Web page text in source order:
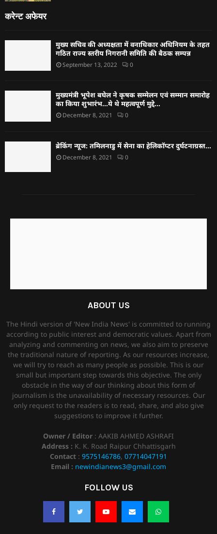
करेन्ट अफेयर
मुख्य सचिव की अध्यक्षता में वनाधिकार अधिनियम के तहत
गठित राज्य स्तरीय निगरानी समिति की बैठक सम्पन्न
September 13, 2022 0
मुख्यमंत्री भूपेश बघेल ने कृषक सम्मेलन एवं सम्मान समारोह
का किया शुभारंभ…ये थे महत्वपूर्ण मुद्दे…
December 8, 2021 0
ब्रेकिंग न्यूज: तमिलनाडु में सेना का हेलिकॉप्टर दुर्घटनाग्रस्त…
December 8, 2021 0
ABOUT US
The Hindi version of 'New India News' is committed to running
according to public interest and democratic values. Apart from
analyzing and commenting on news, we also aim to preserve
the traditional nature of reporting. As our resources increase,
we will try to reach as many people as possible. This is our
small but important step towards this objective. The only
obstacle in the way of our thinking about this form of
journalism is the unavailability of necessary resources. Our
only request to the readers is to read, share, and also give
suggestions to improve it further.
Owner / Editor : AAKIB AHMED ASHRAFI
Address : K. K. Road Raipur Chhattisgarh
Contact : 9575146786, 07714047191
Email : newindianews3@gmail.com
FOLLOW US